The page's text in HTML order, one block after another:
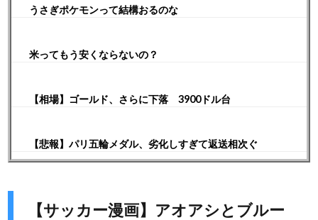
うさぎポケモンって結構おるのな
米ってもう安くならないの？
【相場】ゴールド、さらに下落 3900ドル台
【悲報】パリ五輪メダル、劣化しすぎて返送相次ぐ
【サッカー漫画】アオアシとブルー